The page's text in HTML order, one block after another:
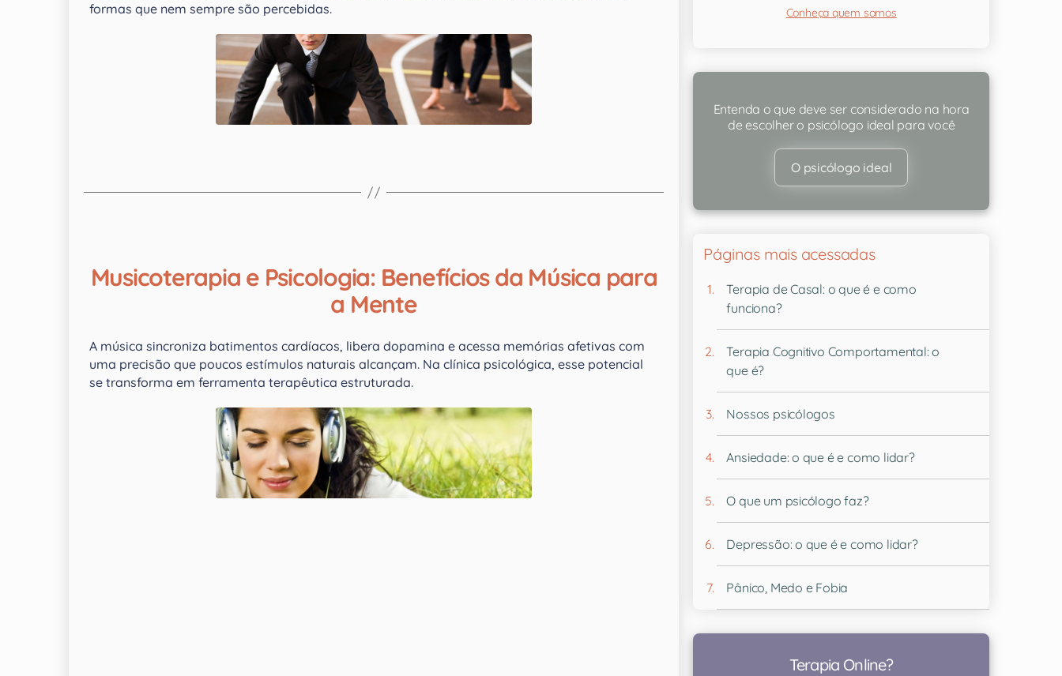
formas que nem sempre são percebidas.
Musicoterapia e Psicologia: Benefícios da Música para
a Mente
A música sincroniza batimentos cardíacos, libera dopamina e acessa memórias afetivas com
uma precisão que poucos estímulos naturais alcançam. Na clínica psicológica, esse potencial
se transforma em ferramenta terapêutica estruturada.
Conheça quem somos
Entenda o que deve ser considerado na hora
de escolher o psicólogo ideal para você
O psicólogo ideal
Páginas mais acessadas
Terapia de Casal: o que é e como
funciona?
Terapia Cognitivo Comportamental: o
que é?
Nossos psicólogos
Ansiedade: o que é e como lidar?
O que um psicólogo faz?
Depressão: o que é e como lidar?
Pânico, Medo e Fobia
Terapia Online?